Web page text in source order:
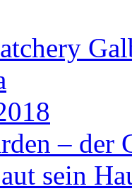
– der
sein